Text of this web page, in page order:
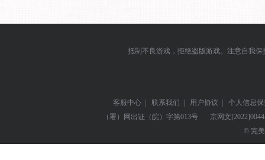
抵制不良游戏，拒绝盗版游戏。注意自我
客服中心 | 联系我们 | 用户协议 |
个人信息
（署）网出证（皖）字第013号
京网文
© 完美